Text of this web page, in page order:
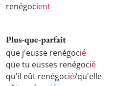
renégocient
Plus-que-parfait
que j'eusse renégocié
que tu eusses renégocié
qu'il eût renégocié/qu'elle